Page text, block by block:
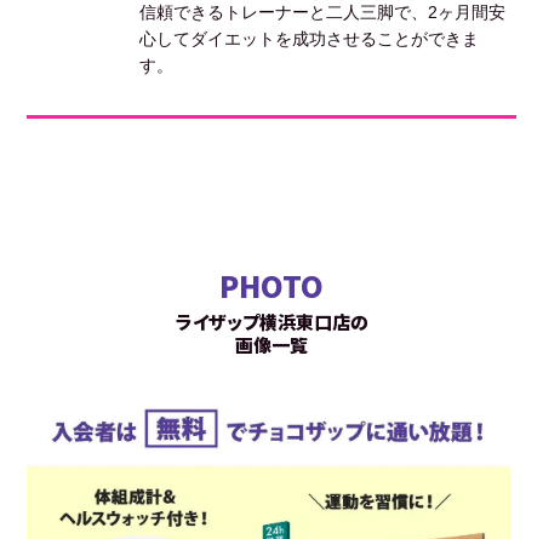
信頼できるトレーナーと二人三脚で、2ヶ月間安
心してダイエットを成功させることができま
す。
PHOTO
ライザップ横浜東口店の
画像一覧